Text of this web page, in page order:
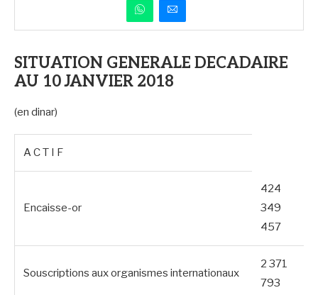
SITUATION GENERALE DECADAIRE
AU 10 JANVIER 2018
(en dinar)
A C T I F
Encaisse-or
424
349
457
Souscriptions aux organismes internationaux
2 371
793